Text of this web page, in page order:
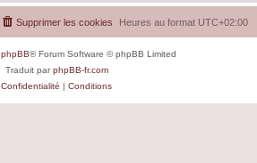
Heures au format UTC+02:00
Supprimer les cookies
phpBB® Forum Software © phpBB Limited
Traduit parphpBB-fr.com
Confidentialité | Conditions